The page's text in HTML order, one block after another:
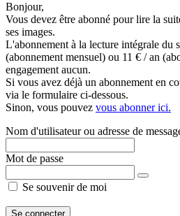
Bonjour,
Vous devez être abonné pour lire la
ses images.
L'abonnement à la lecture intégrale du
(abonnement mensuel) ou 11 € / an
engagement aucun.
Si vous avez déjà un abonnement en
via le formulaire ci-dessous.
Sinon, vous pouvez vous abonner ici.
Nom d'utilisateur ou adresse de
Mot de passe
Se souvenir de moi